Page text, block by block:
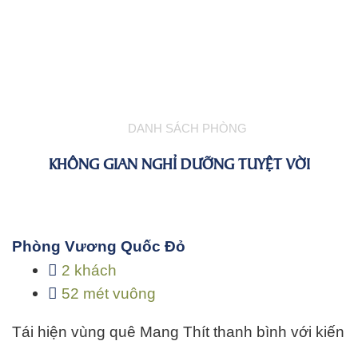
DANH SÁCH PHÒNG
KHÔNG GIAN NGHỈ DƯỠNG TUYỆT VỜI
Phòng Vương Quốc Đỏ
2 khách
52 mét vuông
Tái hiện vùng quê Mang Thít thanh bình với kiến